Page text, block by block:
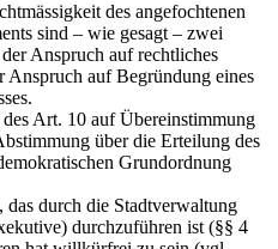
des angefochtenen
sind – wie gesagt – zwei
Anspruch auf rechtliches
Anspruch auf Begründung eines
Art. 10 auf Übereinstimmung
über die Erteilung des
Grundordnung
das durch die Stadtverwaltung
durchzuführen ist (§§ 4